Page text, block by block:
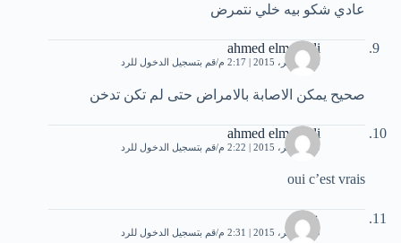
عادي شكو بيه خلي نتمرض
ahmed elmendili
30 نوفمبر، 2015 | 2:17 م قم بتسجيل الدخول للرد
صحيح يمكن الاصابة بالامراض حتى لم تكن تدخن
ahmed elmendili
30 نوفمبر، 2015 | 2:22 م قم بتسجيل الدخول للرد
oui c’est vrais
علي
30 نوفمبر، 2015 | 2:31 م قم بتسجيل الدخول للرد